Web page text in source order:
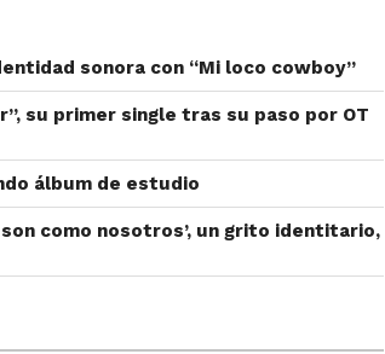
sonora con “Mi loco cowboy”
su primer single tras su paso por OT
álbum de estudio
como nosotros’, un grito identitario,